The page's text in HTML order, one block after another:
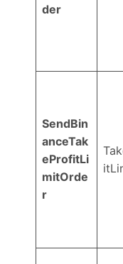
der
SendBin
anceTak
eProfitLi
mitOrde
r